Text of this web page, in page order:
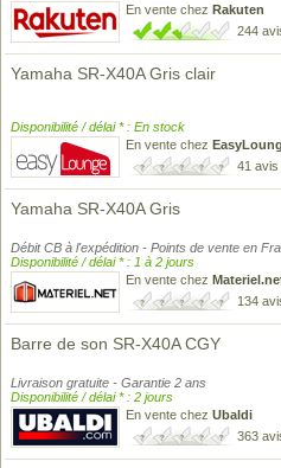
En vente chez Rakuten
244
Yamaha SR-X40A Gris clair
Disponibilité / délai * : En stock
En vente chez
41
Yamaha SR-X40A Gris
Débit CB à l'expédition - Points de vente en
Disponibilité / délai * : 1 à 2 jours
En vente chez
134
Barre de son SR-X40A CGY
Livraison gratuite - Garantie 2 ans
Disponibilité / délai * : 2 jours
En vente chez Ubaldi
363